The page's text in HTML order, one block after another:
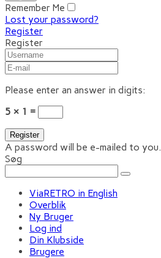
Remember Me
Lost your password?
Register
Register
Please enter an answer in digits:
5 × 1 =
A password will be e-mailed to you.
Søg
ViaRETRO in English
Overblik
Ny Bruger
Log ind
Din Klubside
Brugere